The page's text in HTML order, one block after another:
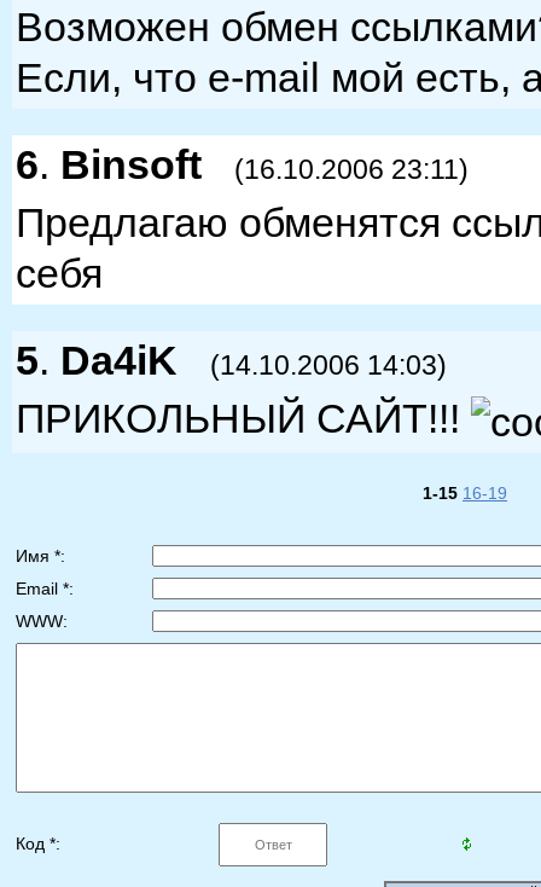
Возможен обмен
Если, что e-mail мой есть,
6. Binsoft (16.10.2006 23:11)
Предлагаю обменятся
себя
5. Da4iK (14.10.2006 14:03)
ПРИКОЛЬНЫЙ САЙТ!!!
1-15 16-19
Имя *:
Email *:
WWW:
Код *: